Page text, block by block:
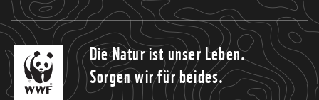
Die Natur ist unser Leben.
Sorgen wir für beides.